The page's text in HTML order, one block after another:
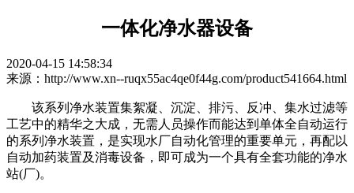
一体化净水器设备
2020-04-15 14:58:34
来源：http://www.xn--ruqx55ac4qe0f44g.com/product541664.html
该系列净水装置集絮凝、沉淀、排污、反冲、集水过滤等
工艺中的精华之大成，无需人员操作而能达到单体全自动运行
的系列净水装置，是实现水厂自动化管理的重要单元，再配以
自动加药装置及消毒设备，即可成为一个具有全套功能的净水
站(厂)。